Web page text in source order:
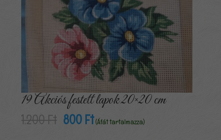
19 Akciós festett lapok 20×20 cm
1,200Ft Original
800 FtCurrent
price
(Áfát tartalmazza)